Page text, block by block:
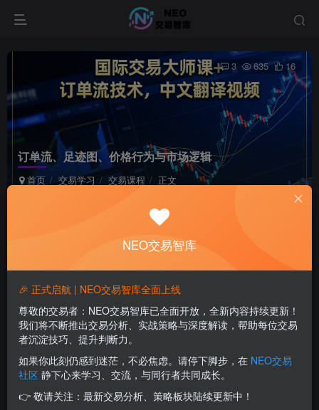
订单流、足迹图、价格行为与市场逻辑
首页 交易学习 交易课程 正文
3 635 16
此内容为付费资源，请付费后查看
50
黄金会员
免费 钻石会员
登录购买
NEO交易智库
🎉 正式启航 | NEO交易智库全面上线
尊敬的交易者：NEO交易智库已全面开放，全新内容持续更新！
我们将不断推出交易分析、实战策略与深度解读，帮助每位交易
者沉淀技巧、提升判断力。
如果你此刻仍感到迷茫，不必焦虑。请停下脚步，在 NEO交易
社区 静下心来学习、交流，与同行者共同成长。
👉 敬请关注：最新交易分析、策略板块陆续更新中！